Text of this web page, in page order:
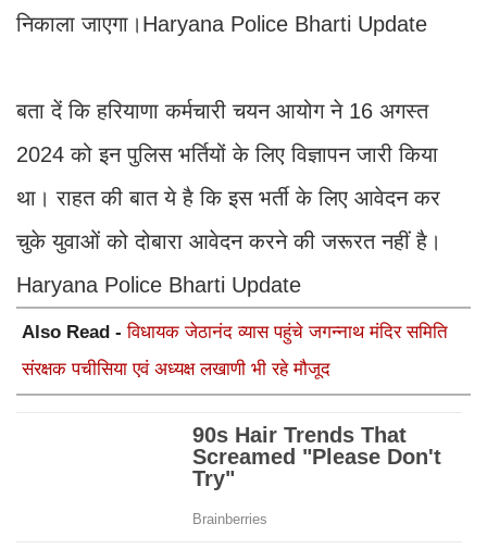
निकाला जाएगा।Haryana Police Bharti Update
बता दें कि हरियाणा कर्मचारी चयन आयोग ने 16 अगस्त
2024 को इन पुलिस भर्तियों के लिए विज्ञापन जारी किया
था। राहत की बात ये है कि इस भर्ती के लिए आवेदन कर
चुके युवाओं को दोबारा आवेदन करने की जरूरत नहीं है।
Haryana Police Bharti Update
Also Read -विधायक जेठानंद व्यास पहुंचे जगन्नाथ मंदिर समिति
संरक्षक पचीसिया एवं अध्यक्ष लखाणी भी रहे मौजूद